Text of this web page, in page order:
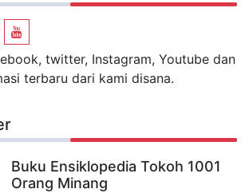
twitter, Instagram, Youtube dan
terbaru dari kami disana.
Buku Ensiklopedia Tokoh 1001
Orang Minang